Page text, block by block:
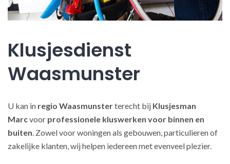
Klusjesdienst
Waasmunster
U kan in regio Waasmunsterterecht bij Klusjesman
Marcvoor professionele kluswerken voor binnen en
buiten. Zowel voor woningen als gebouwen, particulieren of
zakelijke klanten, wij helpen iedereen met evenveel plezier.